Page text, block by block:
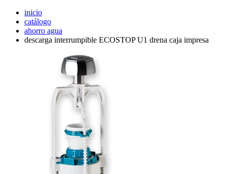
inicio
catálogo
ahorro agua
descarga interrumpible ECOSTOP U1 drena caja impresa